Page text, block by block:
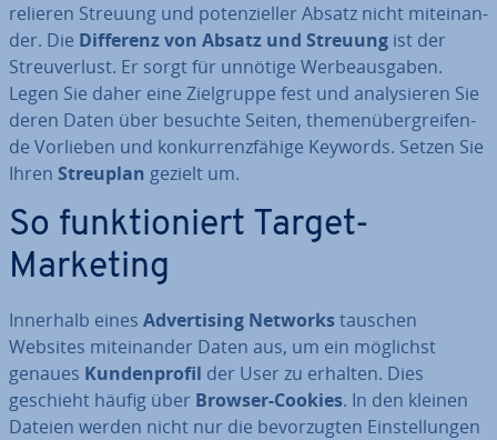
re­lie­ren Streuung und po­ten­zi­el­ler Absatz nicht mit­ein­an­
der. Die Differenz von Absatz und Streuung ist der
Streu­ver­lust. Er sorgt für unnötige Wer­be­aus­ga­ben.
Legen Sie daher eine Ziel­grup­pe fest und ana­ly­sie­ren Sie
deren Daten über besuchte Seiten, the­men­über­grei­fen­
de Vorlieben und kon­kur­renz­fä­hi­ge Keywords. Setzen Sie
Ihren Streuplan gezielt um.
So funk­tio­niert Target-
Marketing
Innerhalb eines Ad­ver­ti­sing Networkstauschen
Websites mit­ein­an­der Daten aus, um ein möglichst
genaues Kun­den­pro­fil der User zu erhalten. Dies
geschieht häufig über Browser-Cookies. In den kleinen
Dateien werden nicht nur die be­vor­zug­ten Ein­stel­lun­gen